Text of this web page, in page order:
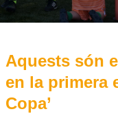
Aquests són
en la primera
Copa’